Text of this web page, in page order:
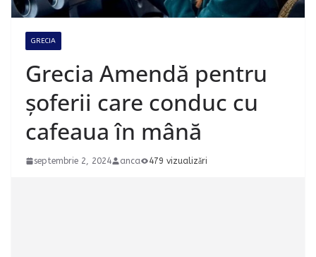
GRECIA
Grecia Amendă pentru
șoferii care conduc cu
cafeaua în mână
septembrie 2, 2024 anca 479 vizualizări